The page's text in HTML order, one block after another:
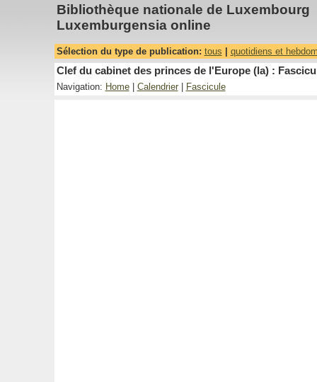
Bibliothèque nationale de Luxembourg
Luxemburgensia online
Sélection du type de publication: tous quotidiens et
Clef du cabinet des princes de l'Europe (la) :
Navigation: Home| Calendrier| Fascicule